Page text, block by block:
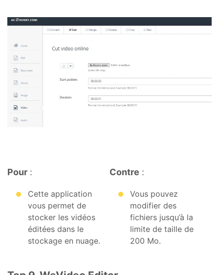
Pour :
Cette application
vous permet de
stocker les vidéos
éditées dans le
stockage en nuage.
Contre :
Vous pouvez
modifier des
fichiers jusqu’à la
limite de taille de
200 Mo.